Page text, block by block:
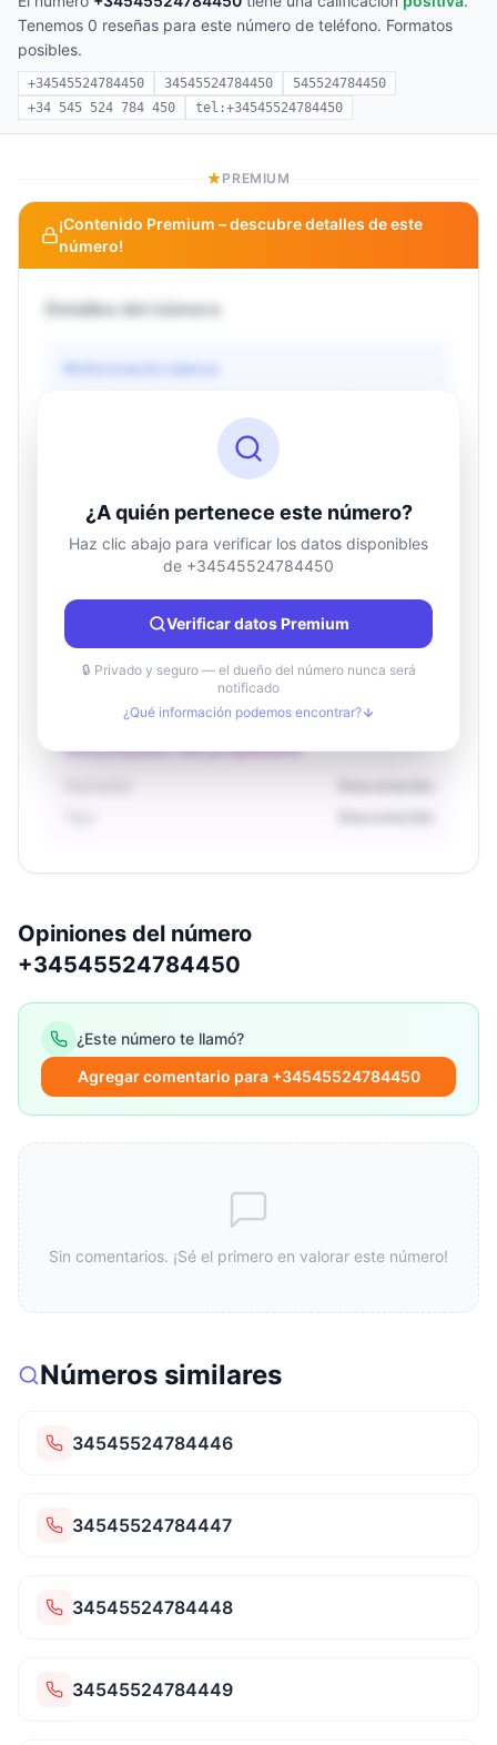
Tenemos 0 reseñas para este número de teléfono. Formatos
posibles.
+34545524784450 34545524784450
545524784450
+34 545 524 784 450
tel:+34545524784450
PREMIUM
¡Contenido Premium – descubre detalles de este
número!
Detalles del número
Información básica
Información de ubicación
País
Desconocido
Ciudad
Desconocido
Región
Desconocido
Información del propietario
¿A quién pertenece este número?
Haz clic abajo para verificar los datos disponibles
de +34545524784450
Verificar datos Premium
🔒 Privado y seguro — el dueño del número nunca será
notificado
¿Qué información podemos encontrar?
Opiniones del número
+34545524784450
¿Este número te llamó?
Agregar comentario para +34545524784450
Sin comentarios. ¡Sé el primero en valorar este número!
Números similares
34545524784446
34545524784447
34545524784448
34545524784449